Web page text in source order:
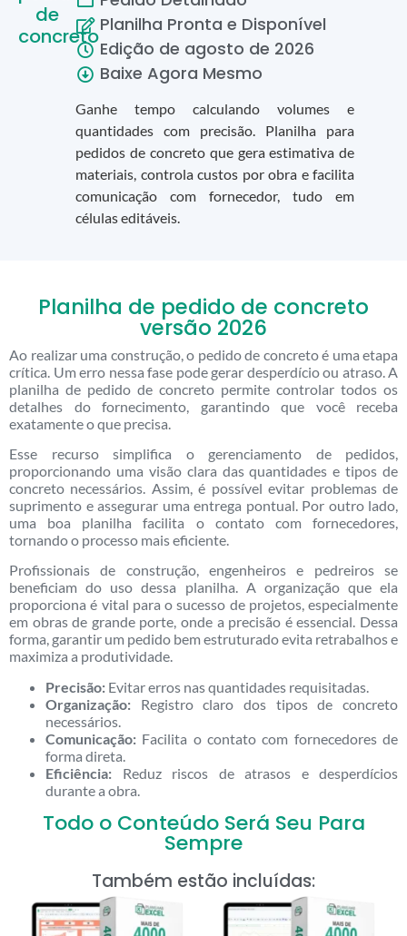
de
concretoPlanilha Pronta e Disponível
Edição de agosto de 2026
Baixe Agora Mesmo
Ganhe tempo calculando volumes e
quantidades com precisão. Planilha para
pedidos de concreto que gera estimativa de
materiais, controla custos por obra e facilita
comunicação com fornecedor, tudo em
células editáveis.
Planilha de pedido de concreto
versão 2026
Ao realizar uma construção, o pedido de concreto é uma etapa
crítica. Um erro nessa fase pode gerar desperdício ou atraso. A
planilha de pedido de concreto permite controlar todos os
detalhes do fornecimento, garantindo que você receba
exatamente o que precisa.
Esse recurso simplifica o gerenciamento de pedidos,
proporcionando uma visão clara das quantidades e tipos de
concreto necessários. Assim, é possível evitar problemas de
suprimento e assegurar uma entrega pontual. Por outro lado,
uma boa planilha facilita o contato com fornecedores,
tornando o processo mais eficiente.
Profissionais de construção, engenheiros e pedreiros se
beneficiam do uso dessa planilha. A organização que ela
proporciona é vital para o sucesso de projetos, especialmente
em obras de grande porte, onde a precisão é essencial. Dessa
forma, garantir um pedido bem estruturado evita retrabalhos e
maximiza a produtividade.
Precisão: Evitar erros nas quantidades requisitadas.
Organização: Registro claro dos tipos de concreto
necessários.
Comunicação: Facilita o contato com fornecedores de
forma direta.
Eficiência: Reduz riscos de atrasos e desperdícios
durante a obra.
Todo o Conteúdo Será Seu Para
Sempre
Também estão incluídas: